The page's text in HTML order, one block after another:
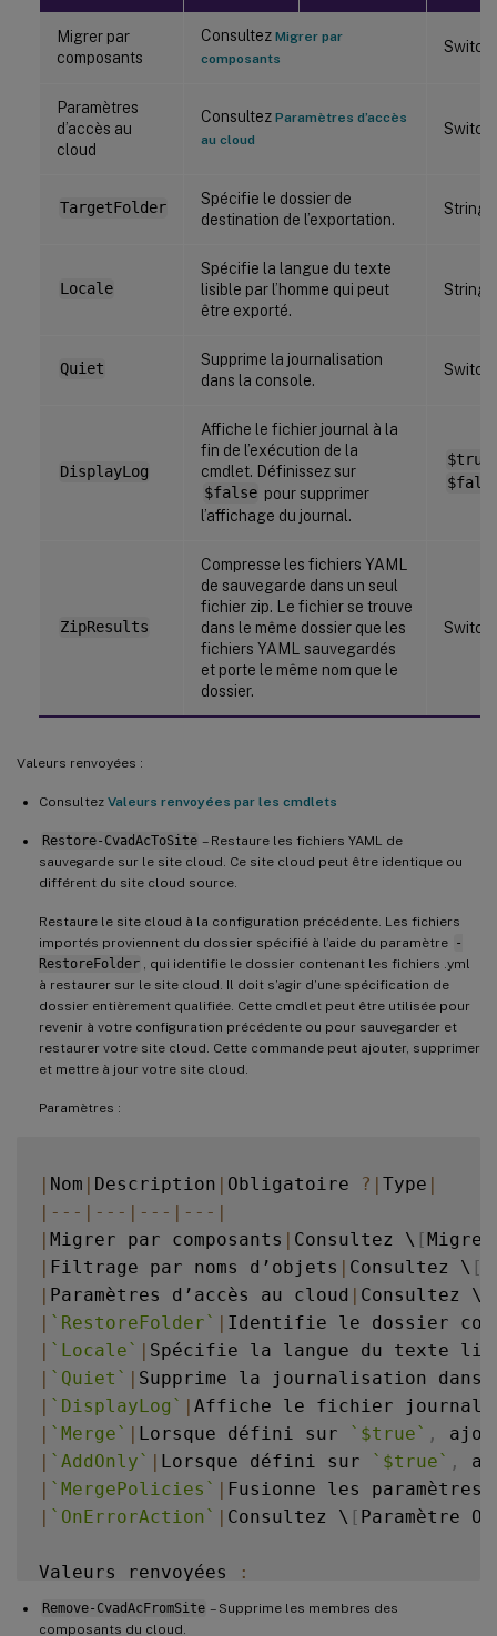
Migrer par
composants
Consultez Migrer par
composants
Paramètres
d’accès au
cloud
Consultez Paramètres d’accès
au cloud
TargetFolder
Spécifie le dossier de
destination de l’exportation.
String
Locale
Spécifie la langue du texte
lisible par l’homme qui peut
être exporté.
String
Quiet
Supprime la journalisation
dans la console.
DisplayLog
Affiche le fichier journal à la
fin de l’exécution de la
cmdlet. Définissez sur
$false pour supprimer
l’affichage du journal.
$true
ZipResults
Compresse les fichiers YAML
de sauvegarde dans un seul
fichier zip. Le fichier se trouve
dans le même dossier que les
fichiers YAML sauvegardés
et porte le même nom que le
dossier.
Valeurs renvoyées :
Consultez Valeurs renvoyées par les cmdlets
Restore-CvadAcToSite – Restaure les fichiers YAML de
sauvegarde sur le site cloud. Ce site cloud peut être identique ou
différent du site cloud source.
Restaure le site cloud à la configuration précédente. Les fichiers
importés proviennent du dossier spécifié à l’aide du paramètre -
RestoreFolder
, qui identifie le dossier contenant les fichiers .yml
à restaurer sur le site cloud. Il doit s’agir d’une spécification de
dossier entièrement qualifiée. Cette cmdlet peut être utilisée pour
revenir à votre configuration précédente ou pour sauvegarder et
restaurer votre site cloud. Cette commande peut ajouter, supprimer
et mettre à jour votre site cloud.
Paramètres :
| Nom | Description | Obligatoire ? | Type |
| -- - | -- - | -- - | -- - |
| Migrer par composants | Consultez \ [Migrer
| Filtrage par noms d’objets | Consultez \ [
| Paramètres d’accès au cloud | Consultez \
| ` RestoreFolder` | Identifie le dossier
| ` Locale` | Spécifie la langue du texte
| ` Quiet ` | Supprime la journalisation dans
| ` DisplayLog ` | Affiche le fichier journal
| ` Merge` | Lorsque défini sur ` $true` ,
| ` AddOnly` | Lorsque défini sur ` $true` ,
| ` MergePolicies ` | Fusionne les
| ` OnErrorAction` | Consultez \ [ Paramètre
Valeurs renvoyées :
-
  Consultez
Remove-CvadAcFromSite – Supprime les membres des
composants du cloud.